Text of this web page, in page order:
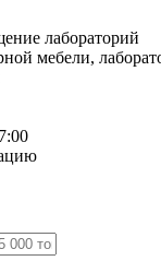
лабораторий
мебели,